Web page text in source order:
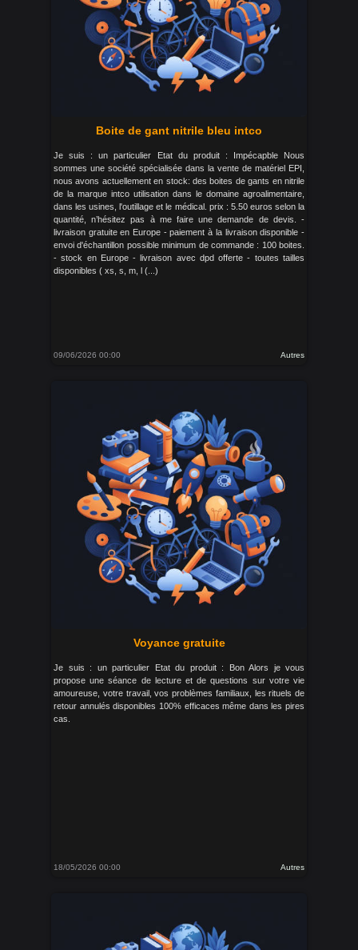
Boite de gant nitrile bleu intco
Je suis : un particulier Etat du produit : Impécapble Nous
sommes une société spécialisée dans la vente de matériel EPI,
nous avons actuellement en stock: des boites de gants en nitrile
de la marque intco utilisation dans le domaine agroalimentaire,
dans les usines, l'outillage et le médical. prix : 5.50 euros selon la
quantité, n’hésitez pas à me faire une demande de devis. -
livraison gratuite en Europe - paiement à la livraison disponible -
envoi d'échantillon possible minimum de commande : 100 boites.
- stock en Europe - livraison avec dpd offerte - toutes tailles
disponibles ( xs, s, m, l (...)
09/06/2026 00:00 Autres
Voyance gratuite
Je suis : un particulier Etat du produit : Bon Alors je vous
propose une séance de lecture et de questions sur votre vie
amoureuse, votre travail, vos problèmes familiaux, les rituels de
retour annulés disponibles 100% efficaces même dans les pires
cas.
18/05/2026 00:00 Autres